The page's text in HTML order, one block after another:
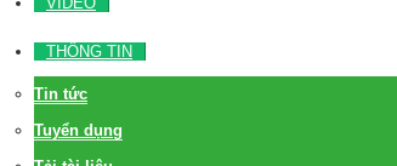
THÔNG TIN
Tin tức
Tuyển dụng